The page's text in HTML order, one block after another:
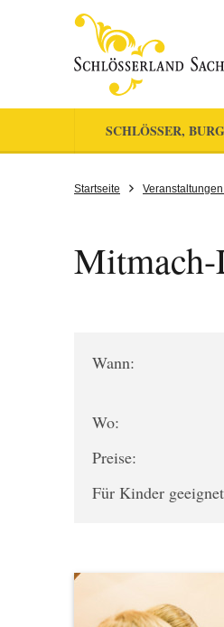
SCHLÖSSER,
Startseite
Mitmach-
Wann:
Wo:
Preise:
Für Kinder